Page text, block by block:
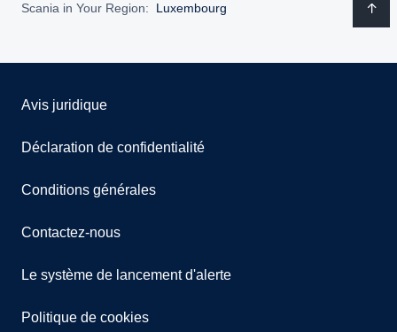
Scania in Your Region: Luxembourg
Avis juridique
Déclaration de confidentialité
Conditions générales
Contactez-nous
Le système de lancement d'alerte
Politique de cookies